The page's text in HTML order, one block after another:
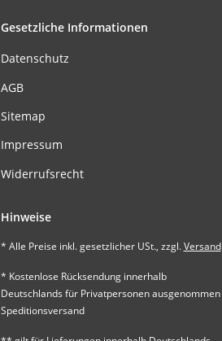
Gesetzliche Informationen
Datenschutz
AGB
Sitemap
Impressum
Widerrufsrecht
Hinweise
* Alle Preise inkl. gesetzlicher USt., zzgl.Versand
* Kostenlose Rücksendung innerhalb
Deutschlands für Privatpersonen ausgenommen
Speditionsversand